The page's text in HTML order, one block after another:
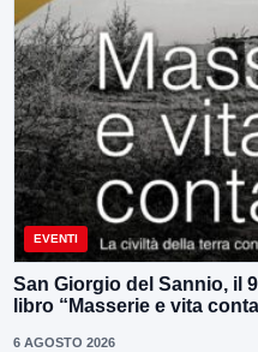
EVENTI
San Giorgio del Sannio, il
libro “Masserie e vita
6 AGOSTO 2026